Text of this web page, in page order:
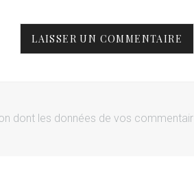
dont les données de vos